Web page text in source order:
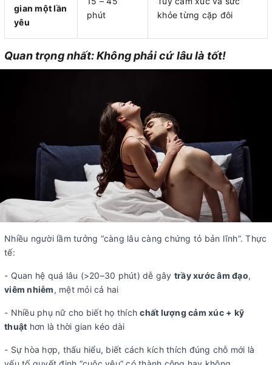
gian một lần
yêu
phút
khỏe từng cặp đôi
Quan trọng nhất: Không phải cứ lâu là tốt!
Nhiều người lầm tưởng “càng lâu càng chứng tỏ bản lĩnh”. Thực
tế:
- Quan hệ quá lâu (>20–30 phút) dễ gây trầy xước âm đạo,
viêm nhiễm, mệt mỏi cả hai
- Nhiều phụ nữ cho biết họ thíchchất lượng cảm xúc + kỹ
thuật hơn là thời gian kéo dài
- Sự hòa hợp, thấu hiểu, biết cách kích thích đúng chỗ mới là